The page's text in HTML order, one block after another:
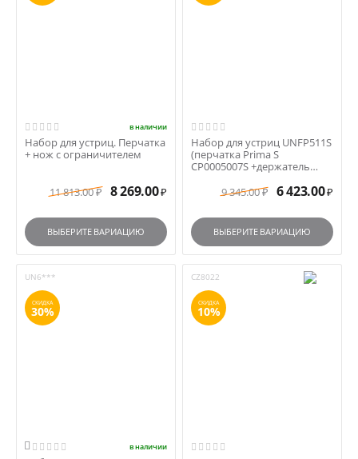
в наличии
Набор для устриц. Перчатка
+ нож с ограничителем
11 813.00 ₽ 8 269.00 ₽
ВЫБЕРИТЕ ВАРИАЦИЮ
Набор для устриц UNFP511S
(перчатка Prima S
CP0005007S +держатель
9 345.00 ₽ 6 423.00 ₽
ВЫБЕРИТЕ ВАРИАЦИЮ
UN6***
СКИДКА
30%
 в наличии
CZ8022
СКИДКА
10%